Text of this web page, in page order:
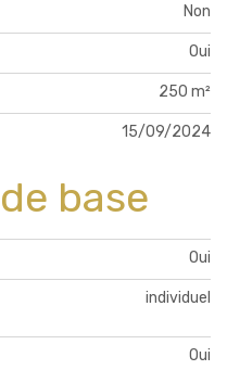
Non
Oui
250 m²
15/09/2024
base
Oui
individuel
Oui